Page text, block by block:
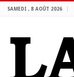
SAMEDI , 8 AOÛT 2026